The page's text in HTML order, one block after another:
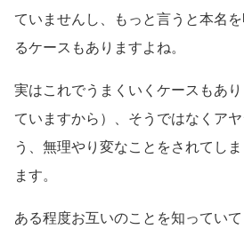
ていませんし、もっと言うと本名
るケースもありますよね。
実はこれでうまくいくケースもあ
ていますから）、そうではなくア
う、無理やり変なことをされてし
ます。
ある程度お互いのことを知ってい